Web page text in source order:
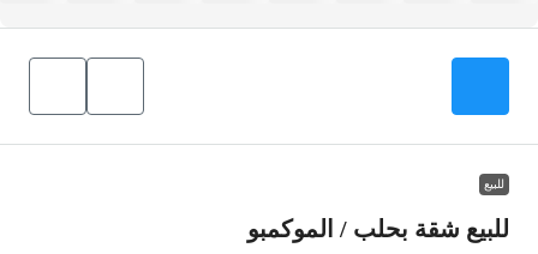
للبيع
للبيع شقة بحلب / الموكمبو